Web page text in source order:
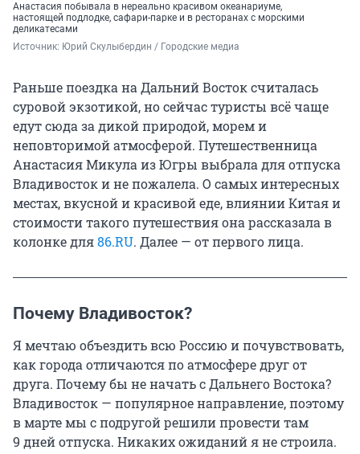
Анастасия побывала в нереально красивом океанариуме,
настоящей подлодке, сафари-парке и в ресторанах с морскими
деликатесами
Источник: Юрий Скулыбердин / Городские медиа
Раньше поездка на Дальний Восток считалась
суровой экзотикой, но сейчас туристы всё чаще
едут сюда за дикой природой, морем и
неповторимой атмосферой. Путешественница
Анастасия Микула из Югры выбрала для отпуска
Владивосток и не пожалела. О самых интересных
местах, вкусной и красивой еде, влиянии Китая и
стоимости такого путешествия она рассказала в
колонке для86.RU. Далее — от первого лица.
Почему Владивосток?
Я мечтаю объездить всю Россию и почувствовать,
как города отличаются по атмосфере друг от
друга. Почему бы не начать с Дальнего Востока?
Владивосток — популярное направление, поэтому
в марте мы с подругой решили провести там
9 днейотпуска. Никаких ожиданий я не строила.